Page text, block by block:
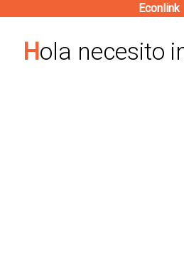
contenido
Econlink
Hola necesito